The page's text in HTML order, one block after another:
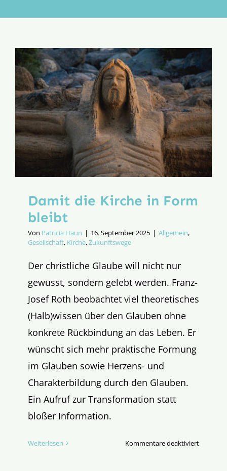
Aktion
Damit die Kirche in Form
bleibt
Von Patricia Haun | 16. September 2025 | Allgemein,
Gesellschaft, Kirche,Zukunftswege
Der christliche Glaube will nicht nur
gewusst, sondern gelebt werden. Franz-
Josef Roth beobachtet viel theoretisches
(Halb)wissen über den Glauben ohne
konkrete Rückbindung an das Leben. Er
wünscht sich mehr praktische Formung
im Glauben sowie Herzens- und
Charakterbildung durch den Glauben.
Ein Aufruf zur Transformation statt
bloßer Information.
Weiterlesen Kommentare deaktiviertfür